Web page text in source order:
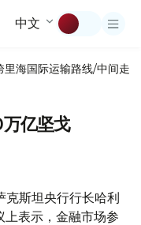
中文
里海国际运输路线/中间走廊
亿坚戈
斯坦央行行长哈利
上表示，金融市场参